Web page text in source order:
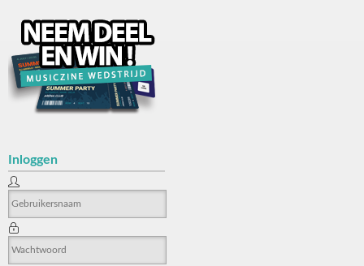
Inloggen